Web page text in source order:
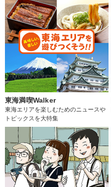
東海満喫Walker
東海エリアを楽しむためのニュースや
トピックスを大特集